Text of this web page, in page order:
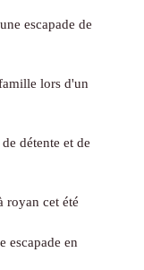
escapade de
lors d'un
détente et de
royan cet été
escapade en